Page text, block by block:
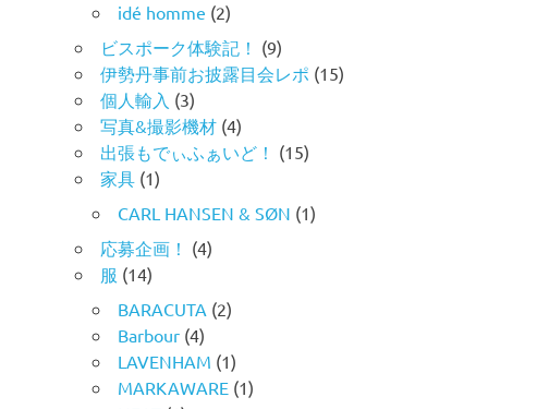
idé homme (2)
ビスポーク体験記！ (9)
伊勢丹事前お披露目会レポ (15)
個人輸入 (3)
写真&撮影機材 (4)
出張もでぃふぁいど！ (15)
家具 (1)
CARL HANSEN & SØN (1)
応募企画！ (4)
服 (14)
BARACUTA (2)
Barbour (4)
LAVENHAM (1)
MARKAWARE (1)